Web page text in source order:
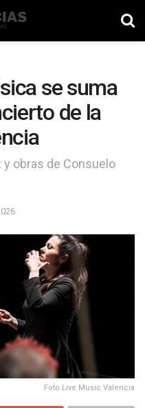
se suma
de la
y obras de Consuelo
Foto Live Music Valencia